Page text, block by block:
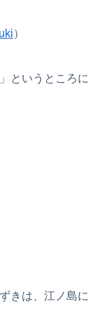
）
」というところに
きは、江ノ島に